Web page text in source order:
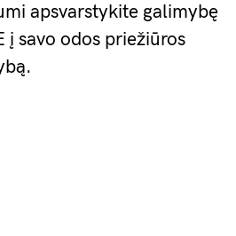
apsvarstykite galimybę
savo odos priežiūros